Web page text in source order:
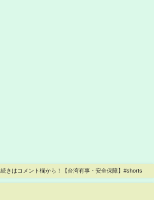
続きはコメント欄から！【台湾有事・安全保障】#shorts